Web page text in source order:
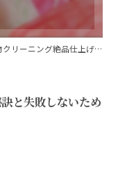
ニング絶品仕上げの秘訣と失敗しないための選び方
と失敗しないため